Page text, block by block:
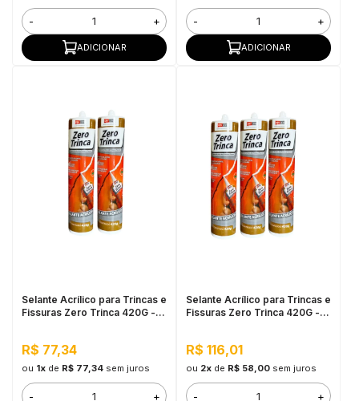
- +
ADICIONAR
- +
ADICIONAR
Selante Acrílico para Trincas e
Fissuras Zero Trinca 420G - 2
R$ 77,34
ou 1xde R$ 77,34 sem juros
- +
Selante Acrílico para Trincas e
Fissuras Zero Trinca 420G - 3
R$ 116,01
ou 2xde R$ 58,00 sem juros
- +